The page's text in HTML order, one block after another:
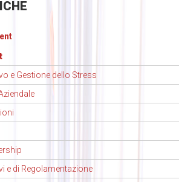
e Gestione dello Stress
e di Regolamentazione